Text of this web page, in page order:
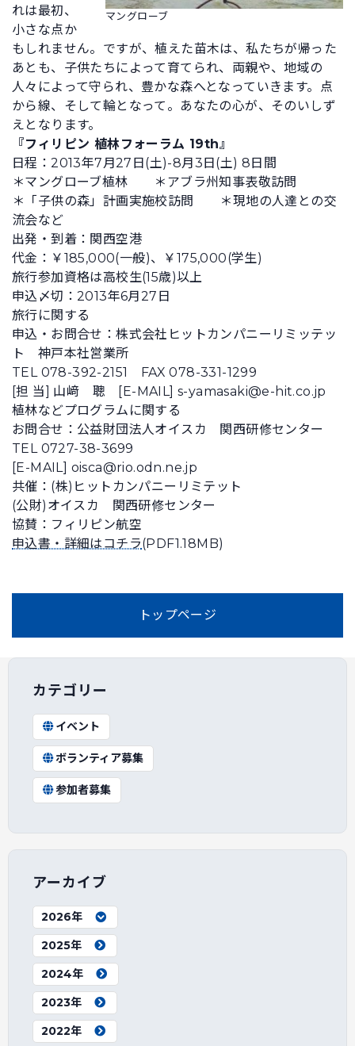
マングローブ
れは最初、
小さな点か
もしれません。ですが、植えた苗木は、私たちが帰った
あとも、子供たちによって育てられ、両親や、地域の
人々によって守られ、豊かな森へとなっていきます。点
から線、そして輪となって。あなたの心が、そのいしず
えとなります。
『フィリピン 植林フォーラム 19th』
日程：2013年7月27日(土)-8月3日(土) 8日間
＊マングローブ植林 ＊アブラ州知事表敬訪問
＊「子供の森」計画実施校訪問 ＊現地の人達との交
流会など
出発・到着：関西空港
代金：￥185,000(一般)、￥175,000(学生)
旅行参加資格は高校生(15歳)以上
申込〆切：2013年6月27日
旅行に関する
申込・お問合せ：株式会社ヒットカンパニーリミッテッ
ト 神戸本社営業所
TEL 078-392-2151 FAX 078-331-1299
[担 当] 山﨑 聰 [E-MAIL] s-yamasaki@e-hit.co.jp
植林などプログラムに関する
お問合せ：公益財団法人オイスカ 関西研修センター
TEL 0727-38-3699
[E-MAIL] oisca@rio.odn.ne.jp
共催：(株)ヒットカンパニーリミテット
(公財)オイスカ 関西研修センター
協賛：フィリピン航空
申込書・詳細はコチラ(PDF1.18MB)
トップページ
カテゴリー
イベント
ボランティア募集
参加者募集
アーカイブ
2026年
2025年
2024年
2023年
2022年